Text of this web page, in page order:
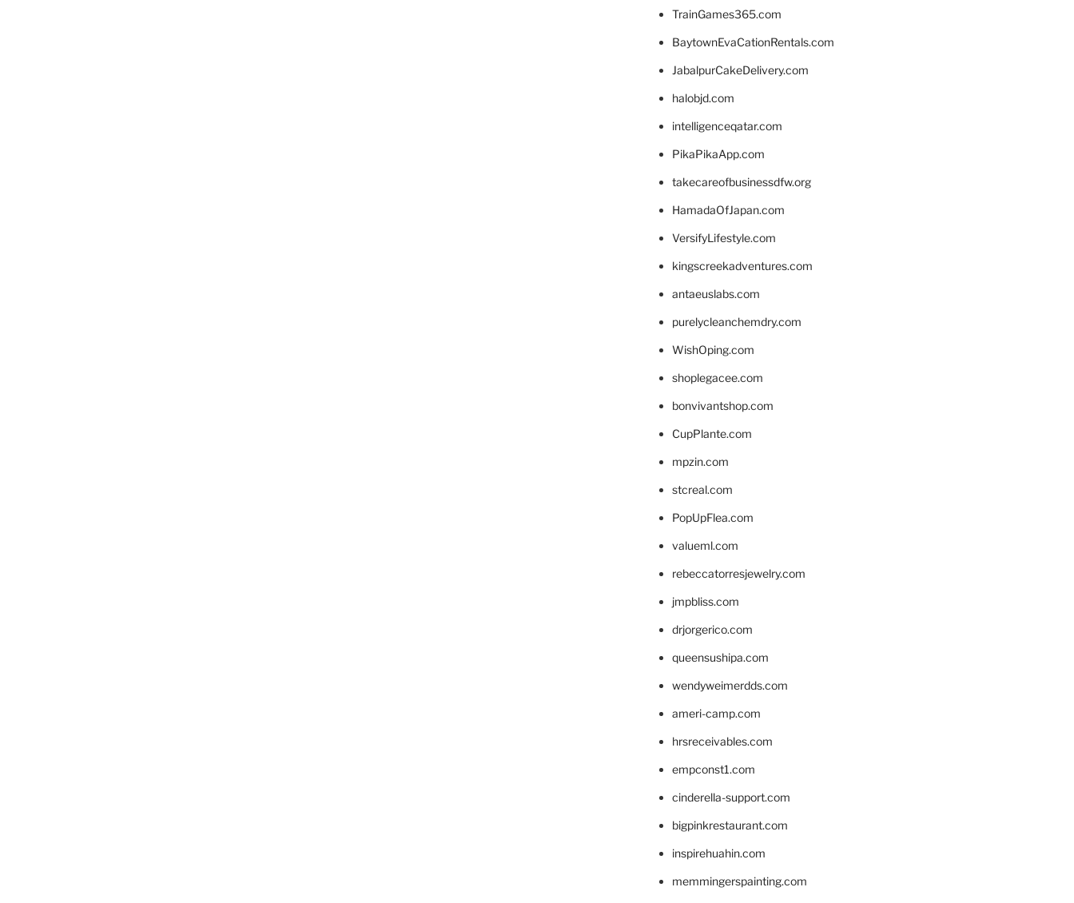
TrainGames365.com
BaytownEvaCationRentals.com
JabalpurCakeDelivery.com
halobjd.com
intelligenceqatar.com
PikaPikaApp.com
takecareofbusinessdfw.org
HamadaOfJapan.com
VersifyLifestyle.com
kingscreekadventures.com
antaeuslabs.com
purelycleanchemdry.com
WishOping.com
shoplegacee.com
bonvivantshop.com
CupPlante.com
mpzin.com
stcreal.com
PopUpFlea.com
valueml.com
rebeccatorresjewelry.com
jmpbliss.com
drjorgerico.com
queensushipa.com
wendyweimerdds.com
ameri-camp.com
hrsreceivables.com
empconst1.com
cinderella-support.com
bigpinkrestaurant.com
inspirehuahin.com
memmingerspainting.com